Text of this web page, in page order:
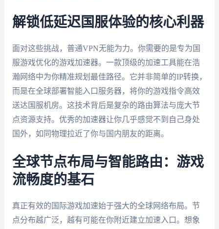
解锁低延迟国服体验的核心利器
面对这些挑战，普通VPN无能为力。你需要的是专为国
服游戏优化的游戏加速器。一款顶级的加速工具能在浩
瀚网络中为你精准规划最佳路径。它并非简单的IP转换，
而是在全球部署智能入口服务器，将你的游戏指令高效
送达国服机房。这技术背后是复杂的路由算法与庞大节
点资源支持。优秀的加速器让你几乎感觉不到自己身处
国外，如同物理拉近了你与国内朋友的距离。
全球节点布局与智能路由：游戏
流畅度的基石
真正有效的国际游戏加速始于强大的全球网络布局。节
点分布越广泛，越有可能在你附近建立加速入口。想象